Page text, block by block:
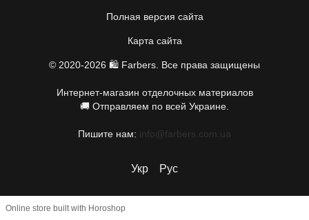
Полная версия сайта
Карта сайта
© 2020-2026 🛍️ Farbers . Все права защищены
Интернет-магазин отделочных материалов
🚚 Отправляем по всей Украине.
Пишите нам: info@farbers.com.ua
Укр Рус
Online store built with Horoshop